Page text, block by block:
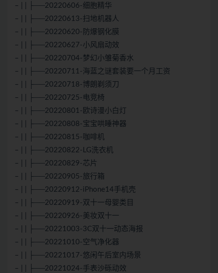
– | | ├──20220606-细胞精华
– | | ├──20220613-扫地机器人
– | | ├──20220620-防爆钢化膜
– | | ├──20220627-小风扇动效
– | | ├──20220704-梦幻小雏菊香水
– | | ├──20220711-海蓝之谜套装要一个月工资
– | | ├──20220718-博朗剃须刀
– | | ├──20220725-电竞椅
– | | ├──20220801-欧诗漫小白灯
– | | ├──20220808-宝宝哄睡神器
– | | ├──20220815-咖啡机
– | | ├──20220822-LG洗衣机
– | | ├──20220829-芯片
– | | ├──20220905-旅行箱
– | | ├──20220912-iPhone14手机壳
– | | ├──20220919-双十一母婴类目
– | | ├──20220926-美妆双十一
– | | ├──20221003-3C双十一动态海报
– | | ├──20221010-空气净化器
– | | ├──20221017-悠闲午后室内场景
– | | ├──20221024-手表沙砾动效